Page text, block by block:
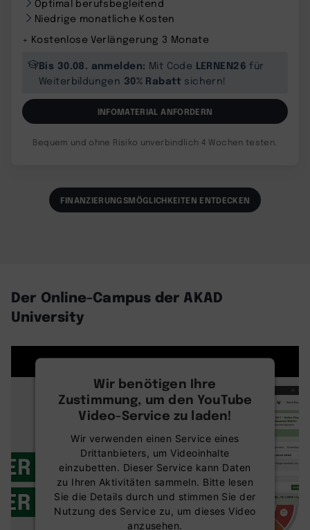
Optimal berufsbegleitend
Niedrige monatliche Kosten
+ Kostenlose Verlängerung 3 Monate
Bis 30.08. anmelden: Mit Code LERNEN26 für
Weiterbildungen 30% Rabatt sichern!
INFOMATERIAL ANFORDERN
Bequem und ohne Risiko unverbindlich 4 Wochen testen.
FINANZIERUNGSMÖGLICHKEITEN ENTDECKEN
Wir benötigen Ihre
Zustimmung, um den YouTube
Video-Service zu laden!
Wir verwenden einen Service eines
Drittanbieters, um Videoinhalte
einzubetten. Dieser Service kann Daten
zu Ihren Aktivitäten sammeln. Bitte lesen
Sie die Details durch und stimmen Sie der
Nutzung des Service zu, um dieses Video
anzusehen.
Der Online-Campus der AKAD
University